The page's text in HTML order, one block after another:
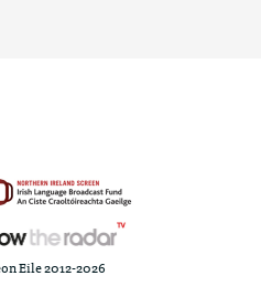
Eile 2012-2026